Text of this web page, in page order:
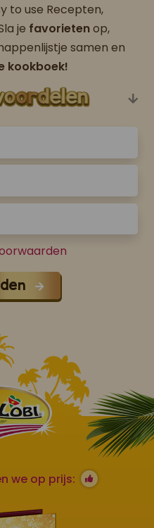
to use Recepten,
je favorietenop,
samen en
kookboek!
we op prijs: